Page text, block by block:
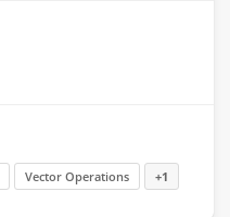
Vector Operations +1